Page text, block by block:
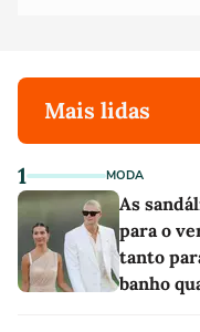
Mais lidas
1 MODA
As
para o
tanto
banho